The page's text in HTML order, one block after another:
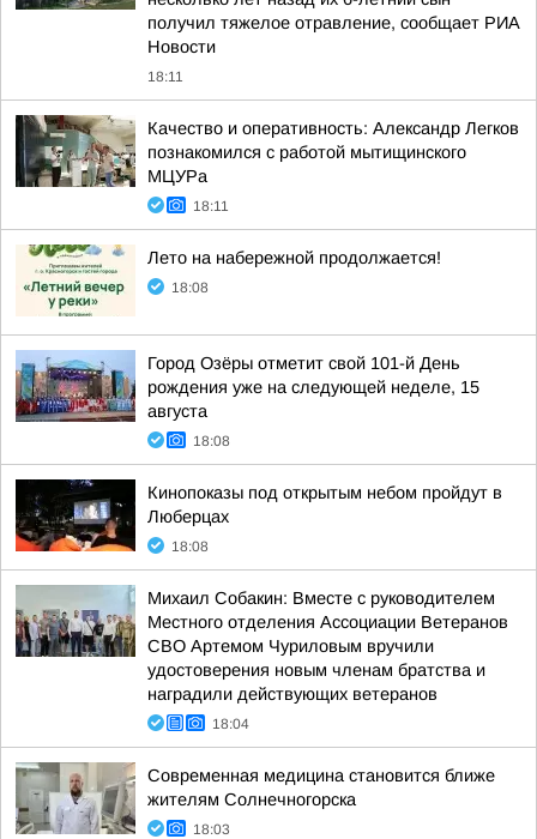
получил тяжелое отравление, сообщает РИА
Новости
18:11
Качество и оперативность: Александр Легков
познакомился с работой мытищинского
МЦУРа
18:11
Лето на набережной продолжается!
18:08
Город Озёры отметит свой 101-й День
рождения уже на следующей неделе, 15
августа
18:08
Кинопоказы под открытым небом пройдут в
Люберцах
18:08
Михаил Собакин: Вместе с руководителем
Местного отделения Ассоциации Ветеранов
СВО Артемом Чуриловым вручили
удостоверения новым членам братства и
наградили действующих ветеранов
18:04
Современная медицина становится ближе
жителям Солнечногорска
18:03